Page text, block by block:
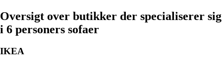
Oversigt over butikker der specialiserer sig
i 6 personers sofaer
IKEA